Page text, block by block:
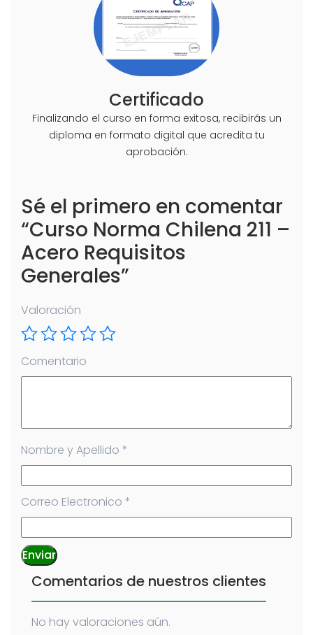
Certificado
Finalizando el curso en forma exitosa, recibirás un
diploma en formato digital que acredita tu
aprobación.
Sé el primero en comentar
“Curso Norma Chilena 211 –
Acero Requisitos
Generales”
Valoración
Comentario
Nombre y Apellido *
Correo Electronico *
Comentarios de nuestros clientes
No hay valoraciones aún.